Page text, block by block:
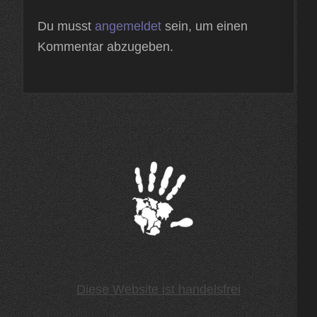
Du musst angemeldet sein, um einen
Kommentar abzugeben.
Diese Website ist handelsfrei